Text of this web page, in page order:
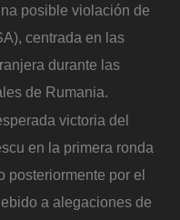
posible violación de
centrada en las
durante las
de Rumania.
victoria del
en la primera ronda
posteriormente por el
a alegaciones de